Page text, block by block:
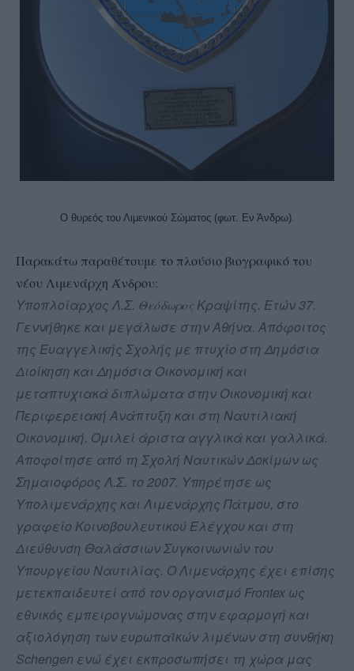
Ο θυρεός του Λιμενικού Σώματος (φωτ. Εν Άνδρω).
Παρακάτω παραθέτουμε το πλούσιο βιογραφικό του
νέου Λιμενάρχη Άνδρου:
Υποπλοίαρχος Λ.Σ. Θεόδωρος Κραψίτης. Ετών 37.
Γεννήθηκε και μεγάλωσε στην Αθήνα. Απόφοιτος
της Ευαγγελικής Σχολής με πτυχίο στη Δημόσια
Διοίκηση και Δημόσια Οικονομική και
μεταπτυχιακά διπλώματα στην Οικονομική και
Περιφερειακή Ανάπτυξη και στη Ναυτιλιακή
Οικονομική. Ομιλεί άριστα αγγλικά και γαλλικά.
Αποφοίτησε από τη Σχολή Ναυτικών Δοκίμων ως
Σημαιοφόρος Λ.Σ. το 2007. Υπηρέτησε ως
Υπολιμενάρχης και Λιμενάρχης Πάτμου, στο
γραφείο Κοινοβουλευτικού Ελέγχου και στη
Διεύθυνση Θαλάσσιων Συγκοινωνιών του
Υπουργείου Ναυτιλίας. Ο Λιμενάρχης έχει επίσης
μετεκπαιδευτεί από τον οργανισμό Frontex ως
εθνικός εμπειρογνώμονας στην εφαρμογή και
αξιολόγηση των ευρωπαϊκών λιμένων στη συνθήκη
Schengen ενώ έχει εκπροσωπήσει τη χώρα μας